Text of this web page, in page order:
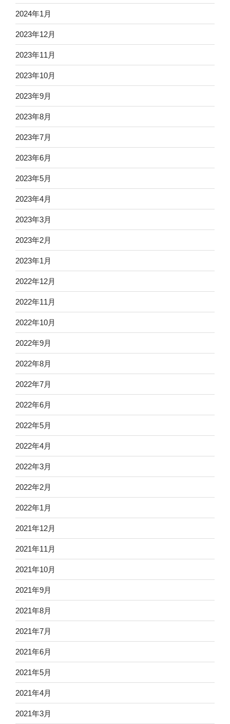
2024年1月
2023年12月
2023年11月
2023年10月
2023年9月
2023年8月
2023年7月
2023年6月
2023年5月
2023年4月
2023年3月
2023年2月
2023年1月
2022年12月
2022年11月
2022年10月
2022年9月
2022年8月
2022年7月
2022年6月
2022年5月
2022年4月
2022年3月
2022年2月
2022年1月
2021年12月
2021年11月
2021年10月
2021年9月
2021年8月
2021年7月
2021年6月
2021年5月
2021年4月
2021年3月